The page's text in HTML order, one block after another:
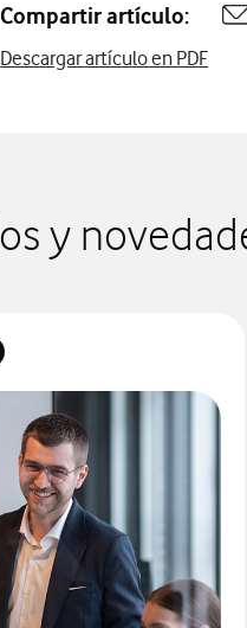
Compartir artículo:
Descargar artículo en PDF
y